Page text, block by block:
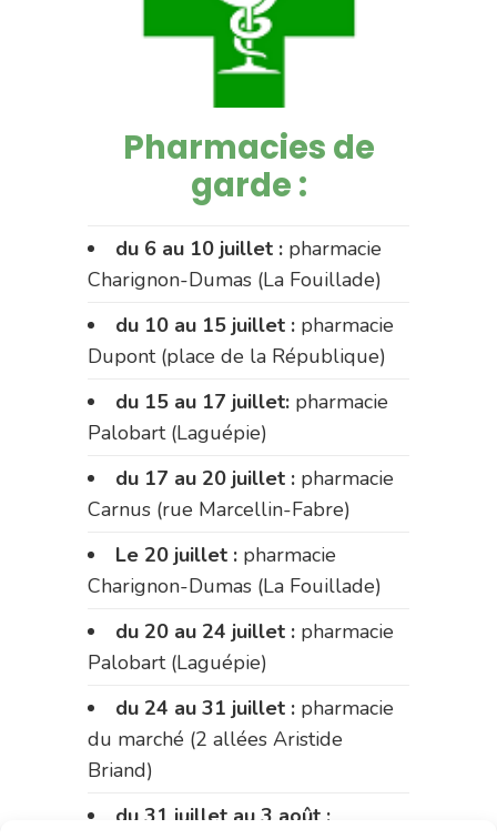
Pharmacies de
garde :
du 6 au 10 juillet : pharmacie
Charignon-Dumas (La Fouillade)
du 10 au 15 juillet : pharmacie
Dupont (place de la République)
du 15 au 17 juillet: pharmacie
Palobart (Laguépie)
du 17 au 20 juillet : pharmacie
Carnus (rue Marcellin-Fabre)
Le 20 juillet : pharmacie
Charignon-Dumas (La Fouillade)
du 20 au 24 juillet : pharmacie
Palobart (Laguépie)
du 24 au 31 juillet : pharmacie
du marché (2 allées Aristide
Briand)
du 31 juillet au 3 août :